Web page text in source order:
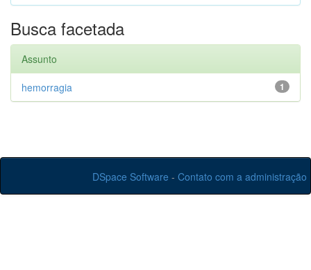
Busca facetada
Assunto
1
hemorragia
DSpace Software - Contato com a administração